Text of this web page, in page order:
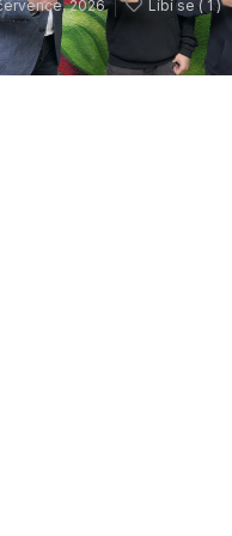
2026 Líbí se ( 1 )